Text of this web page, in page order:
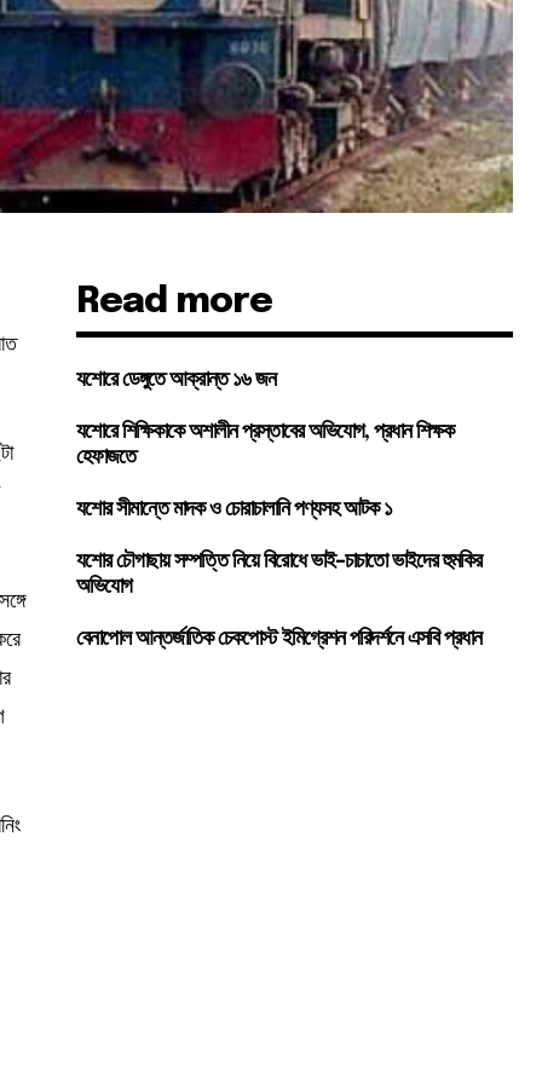
Read more
যশোরে ডেঙ্গুতে আক্রান্ত ১৬ জন
যশোরে শিক্ষিকাকে অশালীন প্রস্তাবের অভিযোগ, প্রধান শিক্ষক
হেফাজতে
যশোর সীমান্তে মাদক ও চোরাচালানি পণ্যসহ আটক ১
যশোর চৌগাছায় সম্পত্তি নিয়ে বিরোধে ভাই-চাচাতো ভাইদের হুমকির
অভিযোগ
বেনাপোল আন্তর্জাতিক চেকপোস্ট ইমিগ্রেশন পরিদর্শনে এসবি প্রধান